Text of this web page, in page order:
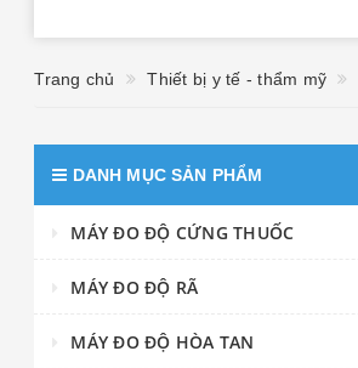
Trang chủ Thiết bị y tế - thẩm mỹ
DANH MỤC SẢN PHẨM
MÁY ĐO ĐỘ CỨNG THUỐC
MÁY ĐO ĐỘ RÃ
MÁY ĐO ĐỘ HÒA TAN